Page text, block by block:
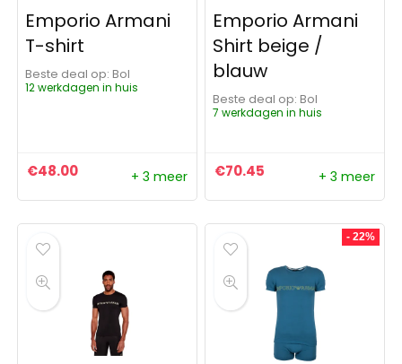
Emporio Armani
T-shirt
Beste deal op:
Bol
12 werkdagen in huis
€48.00 + 3 meer
Emporio Armani
Shirt beige /
blauw
Beste deal op:
Bol
7 werkdagen in huis
€70.45 + 3 meer
- 22%